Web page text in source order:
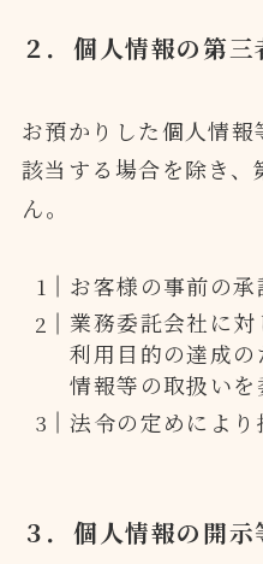
２．個人情報の第
お預かりした個人情
該当する場合を除き
ん。
お客様の事前の
業務委託会社に
利用目的の達成
情報等の取扱い
法令の定めによ
３．個人情報の開示